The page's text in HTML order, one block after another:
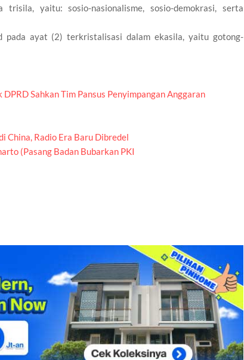
yaitu: sosio-nasionalisme, sosio-demokrasi, serta
pada ayat (2) terkristalisasi dalam ekasila, yaitu gotong-
Sahkan Tim Pansus Penyimpangan Anggaran
China, Radio Era Baru Dibredel
(Pasang Badan Bubarkan PKI